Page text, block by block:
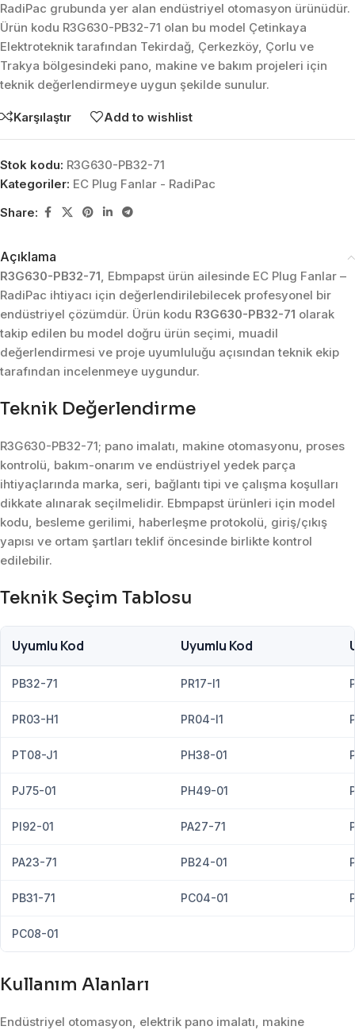
RadiPac grubunda yer alan endüstriyel otomasyon ürünüdür.
Ürün kodu R3G630-PB32-71 olan bu model Çetinkaya
Elektroteknik tarafından Tekirdağ, Çerkezköy, Çorlu ve
Trakya bölgesindeki pano, makine ve bakım projeleri için
teknik değerlendirmeye uygun şekilde sunulur.
Karşılaştır Add to wishlist
Stok kodu: R3G630-PB32-71
Kategoriler: EC Plug Fanlar - RadiPac
Share:
Açıklama
R3G630-PB32-71, Ebmpapst ürün ailesinde EC Plug Fanlar –
RadiPac ihtiyacı için değerlendirilebilecek profesyonel bir
endüstriyel çözümdür. Ürün kodu R3G630-PB32-71 olarak
takip edilen bu model doğru ürün seçimi, muadil
değerlendirmesi ve proje uyumluluğu açısından teknik ekip
tarafından incelenmeye uygundur.
Teknik Değerlendirme
R3G630-PB32-71; pano imalatı, makine otomasyonu, proses
kontrolü, bakım-onarım ve endüstriyel yedek parça
ihtiyaçlarında marka, seri, bağlantı tipi ve çalışma koşulları
dikkate alınarak seçilmelidir. Ebmpapst ürünleri için model
kodu, besleme gerilimi, haberleşme protokolü, giriş/çıkış
yapısı ve ortam şartları teklif öncesinde birlikte kontrol
edilebilir.
Teknik Seçim Tablosu
Uyumlu Kod Uyumlu Kod
PB32-71 PR17-I1
PR03-H1 PR04-I1
PT08-J1 PH38-01
PJ75-01 PH49-01
PI92-01 PA27-71
PA23-71 PB24-01
PB31-71 PC04-01
PC08-01
Kullanım Alanları
Endüstriyel otomasyon, elektrik pano imalatı, makine